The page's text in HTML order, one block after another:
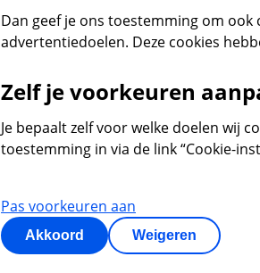
Dan geef je ons toestemming om
advertentiedoelen. Deze cookies
Zelf je voorkeuren
Je bepaalt zelf voor welke doelen wij
toestemming in via de link “Cookie-
Pas voorkeuren aan
Akkoord Weigeren